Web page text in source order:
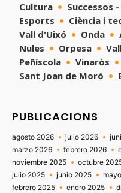
Cultura
Successos
Esports
Ciència i
Vall d'Uixó
Onda
Nules
Orpesa
Peñíscola
Vinaròs
Sant Joan de Moró
PUBLICACIONS
agosto 2026 julio 2026
marzo 2026
febrero 2026
noviembre 2025
octubre
julio 2025
junio 2025
febrero 2025
enero 2025